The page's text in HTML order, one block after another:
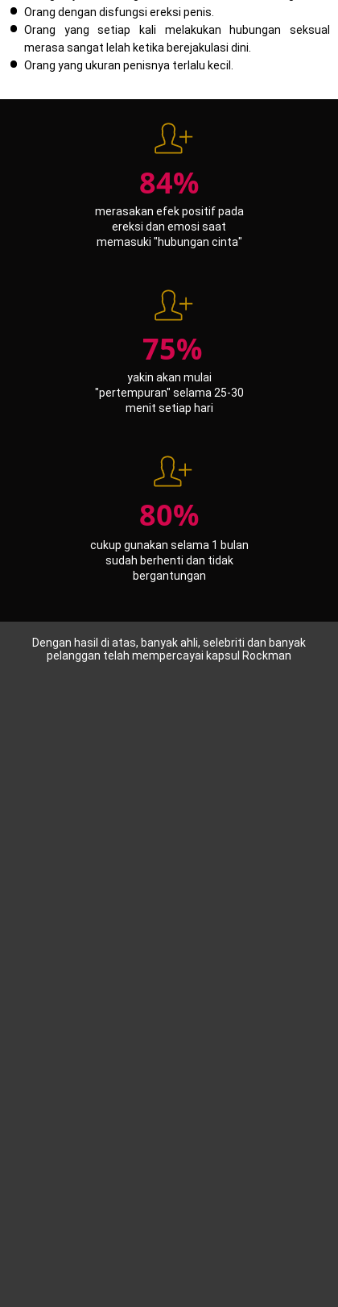
Orang dengan disfungsi ereksi penis.
Orang yang setiap kali melakukan hubungan seksual
merasa sangat lelah ketika berejakulasi dini.
Orang yang ukuran penisnya terlalu kecil.
84%
merasakan efek positif pada
ereksi dan emosi saat
memasuki "hubungan cinta"
75%
yakin akan mulai
"pertempuran" selama 25-30
menit setiap hari
80%
cukup gunakan selama 1 bulan
sudah berhenti dan tidak
bergantungan
Dengan hasil di atas, banyak ahli, selebriti dan banyak
pelanggan telah mempercayai kapsul Rockman